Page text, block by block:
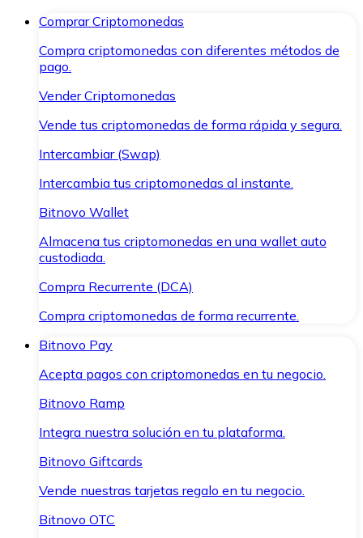
Comprar Criptomonedas
Compra criptomonedas con diferentes métodos de
pago.
Vender Criptomonedas
Vende tus criptomonedas de forma rápida y segura.
Intercambiar (Swap)
Intercambia tus criptomonedas al instante.
Bitnovo Wallet
Almacena tus criptomonedas en una wallet auto
custodiada.
Compra Recurrente (DCA)
Compra criptomonedas de forma recurrente.
Bitnovo Pay
Acepta pagos con criptomonedas en tu negocio.
Bitnovo Ramp
Integra nuestra solución en tu plataforma.
Bitnovo Giftcards
Vende nuestras tarjetas regalo en tu negocio.
Bitnovo OTC